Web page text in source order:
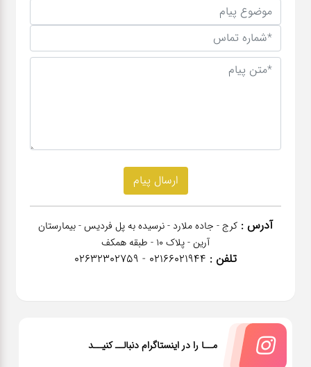
آدرس : کرج - جاده ملارد - نرسیده به پل فردیس - بیمارستان
آرین - پلاک 10 - طبقه همکف
تلفن : 02166021944 - 02632302759
مــا را در اینستاگرام دنبالــ کنیــد